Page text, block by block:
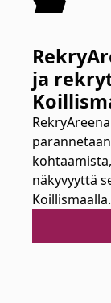
ja
näkyvyyttä
Koillismaalla.